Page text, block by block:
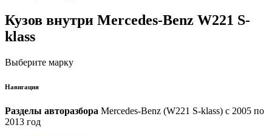
Кузов внутри Mercedes-Benz W221 S-
klass
Выберите марку
Навигация
Разделы авторазбора Mercedes-Benz (W221 S-klass) с 2005 по
2013 год